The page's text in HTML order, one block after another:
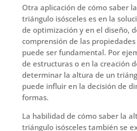
Otra aplicación de cómo saber
triángulo isósceles es en la
de optimización y en el diseño,
comprensión de las
puede ser fundamental. Por
de estructuras o en la creación
determinar la altura de un
puede influir en la decisión de
formas.
La habilidad de cómo saber la
triángulo isósceles también se